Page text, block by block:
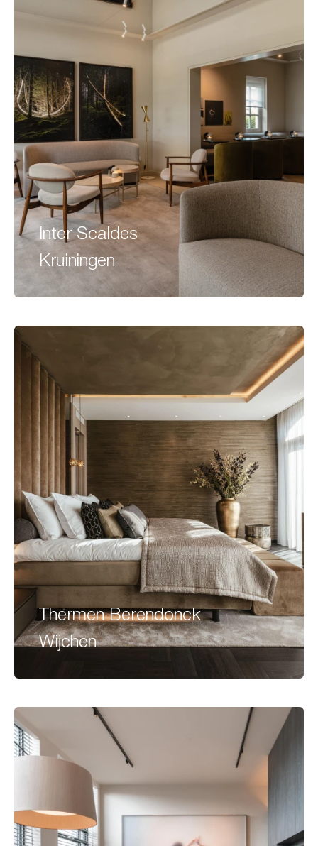
Inter Scaldes
Kruiningen
Thermen Berendonck
Wijchen